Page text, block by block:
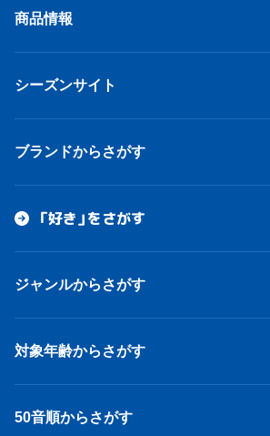
商品情報
シーズンサイト
ブランドからさがす
「好き」をさがす
ジャンルからさがす
対象年齢からさがす
50音順からさがす